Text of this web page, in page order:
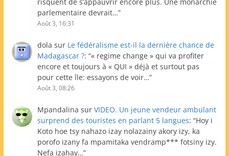
parlementaire devrait…”
Août 3, 16:31
dola sur Le fédéralisme est-il la dernière chance de
Madagascar ?: “« regime change » qui va profiter
encore et toujours à « QUI » déjà et surtout pas
pour cette île: essayons de voir…”
Août 3, 08:26
Mpandalina sur VIDEO. Un jeune vendeur ambulant
surprend des touristes en parlant 5 langues: “Hoy i
Koto hoe tsy nahazo izay nolazainy akory izy, ka
porofo izany fa mpamitaka vendramp*** fotsiny izy.
Nefa izahay…”